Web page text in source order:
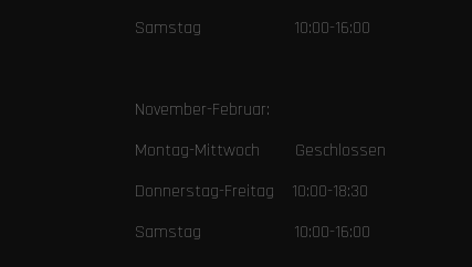
Samstag 10:00-16:00
November-Februar:
Montag-Mittwoch Geschlossen
Donnerstag-Freitag 10:00-18:30
Samstag 10:00-16:00